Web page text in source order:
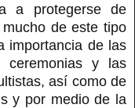
a protegerse de
de este tipo
importancia de las
ceremonias y las
así como de
y por medio de la